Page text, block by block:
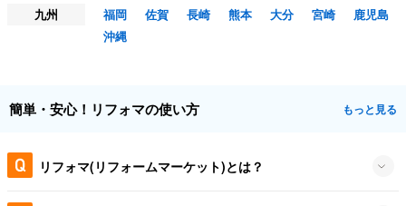
九州
福岡 佐賀 長崎 熊本 大分 宮崎
鹿児島
沖縄
簡単・安心！リフォマの使い方 もっと見る
リフォマ(リフォームマーケット)とは？